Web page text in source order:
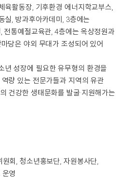
육활동장, 기후환경 에너지학교부스,
실, 방과후아카데미, 3층에는
전통예절교육관, 4층에는 옥상정원과
당은 야외 무대가 조성되어 있어
년 성장에 필요한 유무형의 환경을
량 있는 전문가들과 지역의 유관
건강한 생태문화를 발굴·지원해가는
회, 청소년홍보단, 자원봉사단,
영